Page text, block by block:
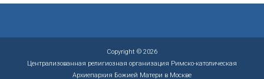
Copyright © 2026
Централизованная религиозная организация Римско-католическая
Архиепархия Божией Матери в Москве